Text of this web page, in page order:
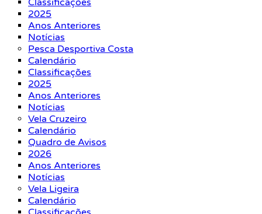
Classificações
2025
Anos Anteriores
Notícias
Pesca Desportiva Costa
Calendário
Classificações
2025
Anos Anteriores
Notícias
Vela Cruzeiro
Calendário
Quadro de Avisos
2026
Anos Anteriores
Notícias
Vela Ligeira
Calendário